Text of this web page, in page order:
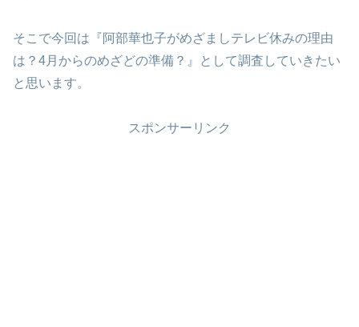
そこで今回は『阿部華也子がめざましテレビ休みの理由
は？4月からのめざどの準備？』として調査していきたい
と思います。
スポンサーリンク